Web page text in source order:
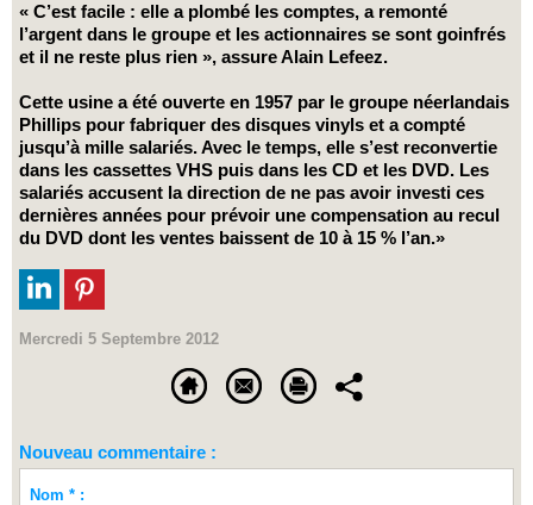
« C’est facile : elle a plombé les comptes, a remonté
l’argent dans le groupe et les actionnaires se sont goinfrés
et il ne reste plus rien », assure Alain Lefeez.
Cette usine a été ouverte en 1957 par le groupe néerlandais
Phillips pour fabriquer des disques vinyls et a compté
jusqu’à mille salariés. Avec le temps, elle s’est reconvertie
dans les cassettes VHS puis dans les CD et les DVD. Les
salariés accusent la direction de ne pas avoir investi ces
dernières années pour prévoir une compensation au recul
du DVD dont les ventes baissent de 10 à 15 % l’an.»
Mercredi 5 Septembre 2012
Nouveau commentaire :
Nom * :